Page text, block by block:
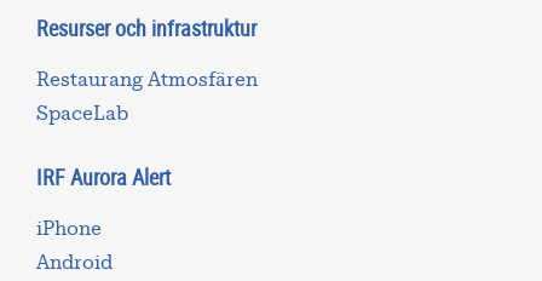
Resurser och infrastruktur
Restaurang Atmosfären
SpaceLab
IRF Aurora Alert
iPhone
Android